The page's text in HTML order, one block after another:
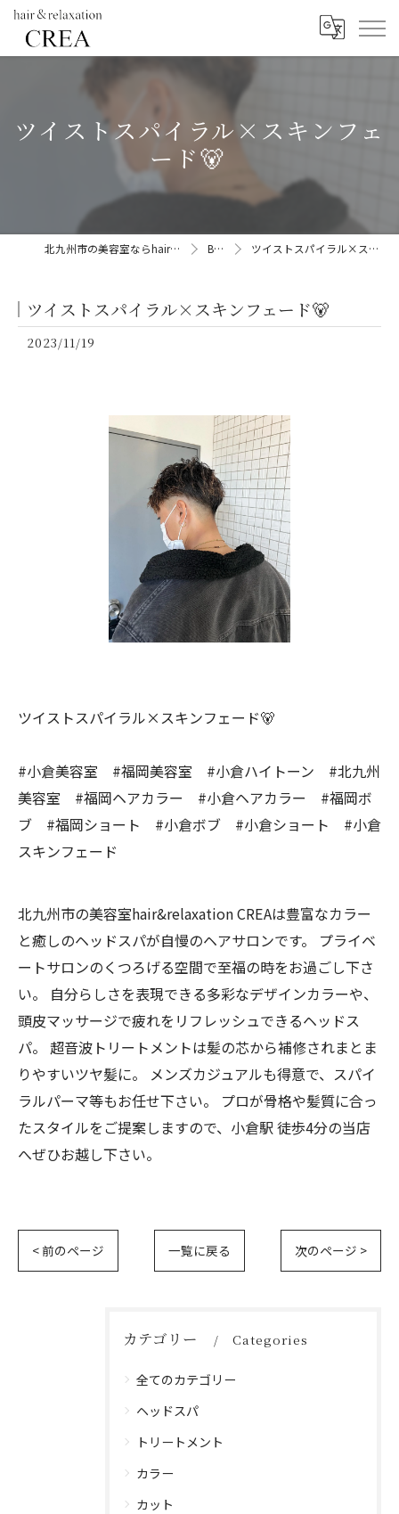
ツイストスパイラル×スキンフェ
ード🐻
北九州市の美容室ならhair&relaxation CREA BLOG ツイストスパイラル×スキンフェード🐻
ツイストスパイラル×スキンフェード🐻
2023/11/19
ツイストスパイラル×スキンフェード🐻
#小倉美容室 #福岡美容室 #小倉ハイトーン #北九州
美容室 #福岡ヘアカラー #小倉ヘアカラー #福岡ボ
ブ #福岡ショート #小倉ボブ #小倉ショート #小倉
スキンフェード
北九州市の美容室hair&relaxation CREAは豊富なカラー
と癒しのヘッドスパが自慢のヘアサロンです。 プライベ
ートサロンのくつろげる空間で至福の時をお過ごし下さ
い。 自分らしさを表現できる多彩なデザインカラーや、
頭皮マッサージで疲れをリフレッシュできるヘッドス
パ。 超音波トリートメントは髪の芯から補修されまとま
りやすいツヤ髪に。 メンズカジュアルも得意で、スパイ
ラルパーマ等もお任せ下さい。 プロが骨格や髪質に合っ
たスタイルをご提案しますので、小倉駅 徒歩4分の当店
へぜひお越し下さい。
< 前のページ 一覧に戻る 次のページ >
カテゴリー Categories
全てのカテゴリー
ヘッドスパ
トリートメント
カラー
カット